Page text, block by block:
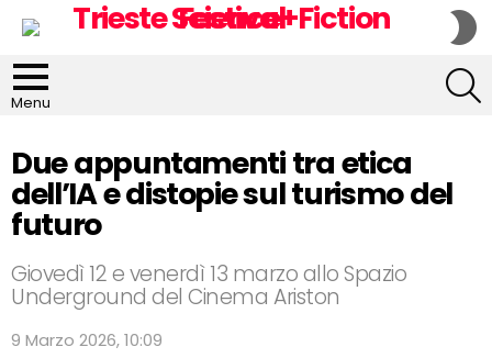
Menu
Due appuntamenti tra etica
dell’IA e distopie sul turismo del
futuro
Giovedì 12 e venerdì 13 marzo allo Spazio
Underground del Cinema Ariston
9 Marzo 2026, 10:09